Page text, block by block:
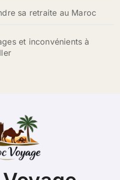
sa retraite au Maroc
et inconvénients à